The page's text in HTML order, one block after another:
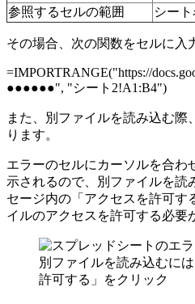
参照するセルの範囲
シー
その場合、次の関数をセルに入
=IMPORTRANGE("https://
●●●●●●", "シート2!A1:B4")
また、別ファイルを読み込む際
ります。
エラーのセルにカーソルを合わ
示されるので、別ファイルを読
セージ内の「アクセスを許可す
イルのアクセスを許可する必要
別ファイルを読み込むに
許可する」をクリック